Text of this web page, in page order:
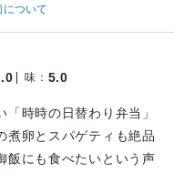
について
味 ： 5.0
時時の日替わり弁当」
煮卵とスパゲティも絶品
飯にも食べたいという声